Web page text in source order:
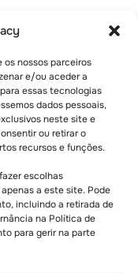
os nossos parceiros
e/ou aceder a
essas tecnologias
dados pessoais,
neste site e
ou retirar o
recursos e funções.
escolhas
a este site. Pode
incluindo a retirada de
na Política de
para gerir na parte